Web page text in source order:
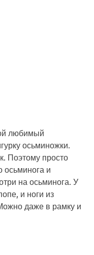
любимый
осьминожки.
Поэтому просто
осьминога и
на осьминога. У
и ноги из
даже в рамку и